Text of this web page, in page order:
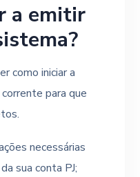
a emitir
como iniciar a
para que
necessárias
sua conta PJ;